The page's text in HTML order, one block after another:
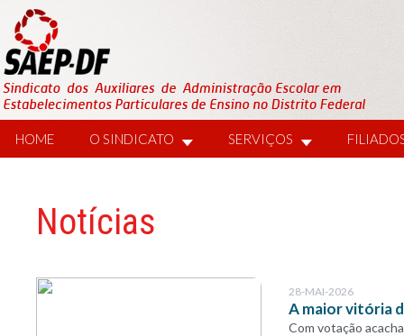
HOME O SINDICATO SERVIÇOS
Notícias
28-MAI-2026
A maior vitória
Com votação